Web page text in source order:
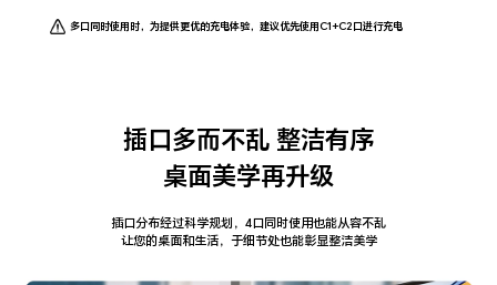
多口同时使用时，为提供更优的充电体验，建议优先使用C1+C2口进行充电
插口多而不乱 整洁有序
桌面美学再升级
插口分布经过科学规划，4口同时使用也能从容不乱
让您的桌面和生活，于细节处也能彰显整洁美学